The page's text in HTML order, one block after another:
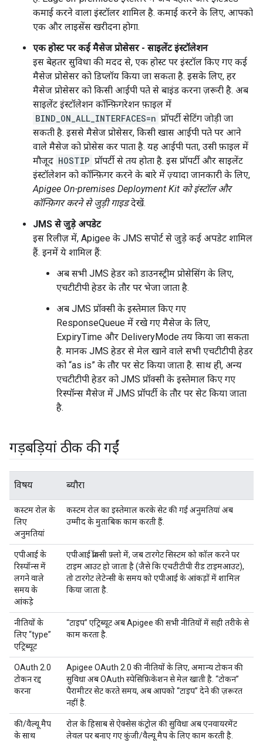
कमाई करने वाला इंस्टॉलर शामिल है. कमाई करने के लिए, आपको
एक और लाइसेंस खरीदना होगा.
एक होस्ट पर कई मैसेज प्रोसेसर - साइलेंट इंस्टॉलेशन
इस बेहतर सुविधा की मदद से, एक होस्ट पर इंस्टॉल किए गए कई
मैसेज प्रोसेसर को डिप्लॉय किया जा सकता है. इसके लिए, हर
मैसेज प्रोसेसर को किसी आईपी पते से बाइंड करना ज़रूरी है. अब
साइलेंट इंस्टॉलेशन कॉन्फ़िगरेशन फ़ाइल में
BIND_ON_ALL_INTERFACES=n प्रॉपर्टी सेटिंग जोड़ी जा
सकती है. इससे मैसेज प्रोसेसर, किसी खास आईपी पते पर आने
वाले मैसेज को प्रोसेस कर पाता है. यह आईपी पता, उसी फ़ाइल में
मौजूद HOSTIP प्रॉपर्टी से तय होता है. इस प्रॉपर्टी और साइलेंट
इंस्टॉलेशन को कॉन्फ़िगर करने के बारे में ज़्यादा जानकारी के लिए,
Apigee On-premises Deployment Kit को इंस्टॉल और
कॉन्फ़िगर करने से जुड़ी गाइडदेखें.
JMS से जुड़े अपडेट
इस रिलीज़ में, Apigee के JMS सपोर्ट से जुड़े कई अपडेट शामिल
हैं. इनमें ये शामिल हैं:
अब सभी JMS हेडर को डाउनस्ट्रीम प्रोसेसिंग के लिए,
एचटीटीपी हेडर के तौर पर भेजा जाता है.
अब JMS प्रॉक्सी के इस्तेमाल किए गए
ResponseQueue में रखे गए मैसेज के लिए,
ExpiryTime और DeliveryMode तय किया जा सकता
है. मानक JMS हेडर से मेल खाने वाले सभी एचटीटीपी हेडर
को “as is” के तौर पर सेट किया जाता है. साथ ही, अन्य
एचटीटीपी हेडर को JMS प्रॉक्सी के इस्तेमाल किए गए
रिस्पॉन्स मैसेज में JMS प्रॉपर्टी के तौर पर सेट किया जाता
है.
गड़बड़ियां ठीक की गईं
विषय ब्यौरा
कस्टम रोल के
लिए
अनुमतियां
कस्टम रोल का इस्तेमाल करके सेट की गई अनुमतियां अब
उम्मीद के मुताबिक काम करती हैं.
एपीआई के
रिस्पॉन्स में
लगने वाले
समय के
आंकड़े
एपीआई प्रॉक्सी फ़्लो में, जब टारगेट सिस्टम को कॉल करने पर
टाइम आउट हो जाता है (जैसे कि एचटीटीपी रीड टाइमआउट),
तो टारगेट लेटेन्सी के समय को एपीआई के आंकड़ों में शामिल
किया जाता है.
नीतियों के
लिए “type”
एट्रिब्यूट
“टाइप” एट्रिब्यूट अब Apigee की सभी नीतियों में सही तरीके से
काम करता है.
OAuth 2.0
टोकन रद्द
करना
Apigee OAuth 2.0 की नीतियों के लिए, अमान्य टोकन की
सुविधा अब OAuth स्पेसिफ़िकेशन से मेल खाती है. “टोकन”
पैरामीटर सेट करते समय, अब आपको “टाइप” देने की ज़रूरत
नहीं है.
की/वैल्यू मैप
के साथ
रोल के हिसाब से ऐक्सेस कंट्रोल की सुविधा अब एनवायरमेंट
लेवल पर बनाए गए कुंजी/वैल्यू मैप के लिए काम करती है.